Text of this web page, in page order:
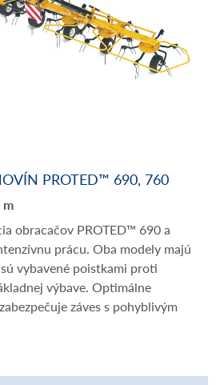
PROTED™ 690, 760
obracačov PROTED™ 690 a
prácu. Oba modely majú
vybavené poistkami proti
výbave. Optimálne
záves s pohyblivým